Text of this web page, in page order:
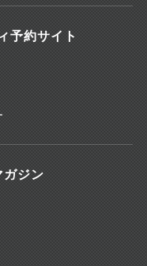
予約サイト
ガジン